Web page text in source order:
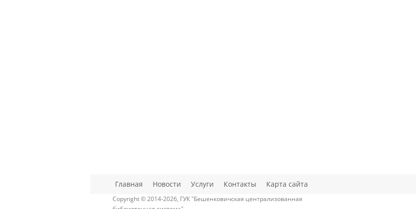
Главная Новости Услуги Контакты Карта сайта
Copyright © 2014-2026, ГУК "Бешенковичская централизованная